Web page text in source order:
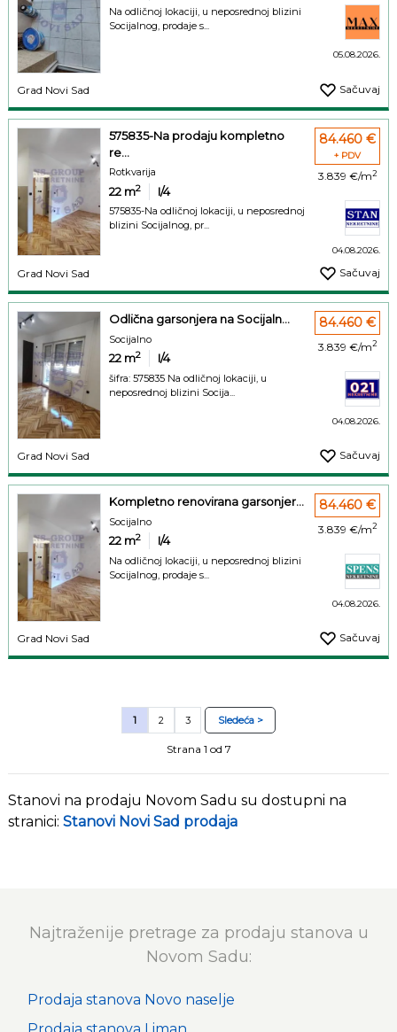
Na odličnoj lokaciji, u neposrednoj blizini
Socijalnog, prodaje s...
05.08.2026.
Grad Novi Sad Sačuvaj
575835-Na prodaju kompletno
re...
Rotkvarija
22 m2 I/4
575835-Na odličnoj lokaciji, u neposrednoj
blizini Socijalnog, pr...
84.460 €
+ PDV
3.839 €/m2
04.08.2026.
Grad Novi Sad Sačuvaj
Odlična garsonjera na Socijaln...
Socijalno
22 m2 I/4
šifra: 575835 Na odličnoj lokaciji, u
neposrednoj blizini Socija...
84.460 €
3.839 €/m2
04.08.2026.
Grad Novi Sad Sačuvaj
Kompletno renovirana garsonjer...
Socijalno
22 m2 I/4
Na odličnoj lokaciji, u neposrednoj blizini
Socijalnog, prodaje s...
84.460 €
3.839 €/m2
04.08.2026.
Grad Novi Sad Sačuvaj
1 2 3 Sledeća >
Strana 1 od 7
Stanovi na prodaju Novom Sadu su dostupni na
stranici: Stanovi Novi Sad prodaja
Najtraženije pretrage za prodaju stanova u
Novom Sadu:
Prodaja stanova Novo naselje
Prodaja stanova Liman